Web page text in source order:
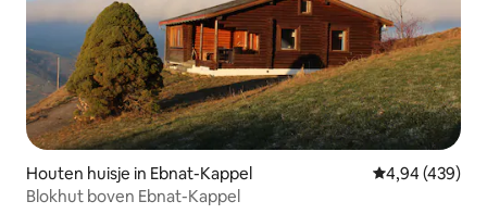
Houten huisje in Ebnat-Kappel Gemiddelde
4,94 (439)
Blokhut boven Ebnat-Kappel